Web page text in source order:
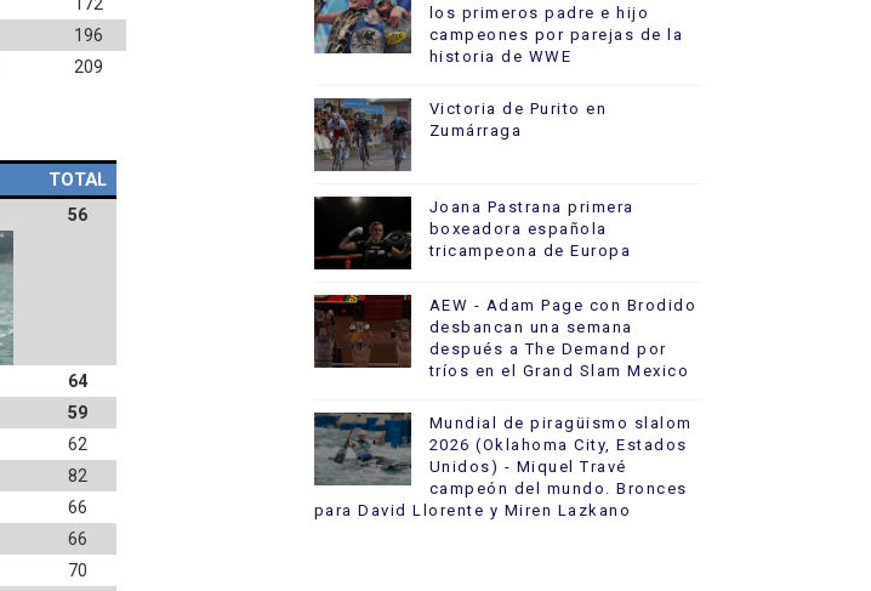
196
209
TOTAL
56
64
59
62
82
66
66
70
los primeros padre e hijo
campeones por parejas de la
historia de WWE
Victoria de Purito en
Zumárraga
Joana Pastrana primera
boxeadora española
tricampeona de Europa
AEW - Adam Page con Brodido
desbancan una semana
después a The Demand por
tríos en el Grand Slam Mexico
Mundial de piragüismo slalom
2026 (Oklahoma City, Estados
Unidos) - Miquel Travé
campeón del mundo. Bronces
para David Llorente y Miren Lazkano